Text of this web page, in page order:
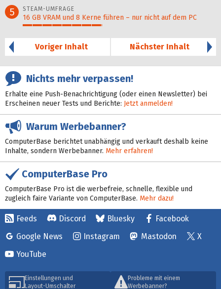
5 STEAM-UMFRAGE
16 GB VRAM und 8 Kerne führen – nur nicht auf dem PC
Voriger Inhalt
Nächster Inhalt
Nichts mehr verpassen!
Erhalte eine Push-Benachrichtigung (oder einen Newsletter) bei
Erscheinen neuer Tests und Berichte: Jetzt anmelden!
Warum Werbebanner?
ComputerBase berichtet unabhängig und verkauft deshalb keine
Inhalte, sondern Werbebanner. Mehr erfahren!
ComputerBase Pro
ComputerBase Pro ist die werbefreie, schnelle, flexible und
zugleich faire Variante von ComputerBase. Mehr dazu!
Feeds Discord Bluesky
Facebook
Google News
Instagram Mastodon
X
YouTube
Einstellungen und
Layout-Umschalter
Probleme mit einem
Werbebanner?